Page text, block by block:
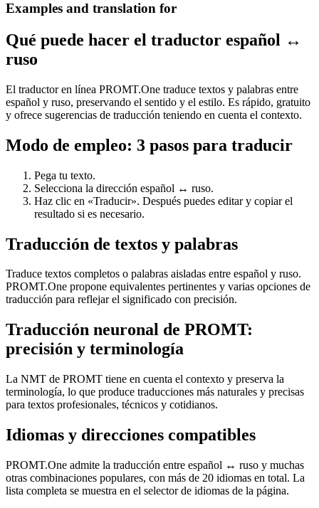
Examples and translation for
Qué puede hacer el traductor español ↔
ruso
El traductor en línea PROMT.One traduce textos y palabras entre
español y ruso, preservando el sentido y el estilo. Es rápido, gratuito
y ofrece sugerencias de traducción teniendo en cuenta el contexto.
Modo de empleo: 3 pasos para traducir
Pega tu texto.
Selecciona la dirección español ↔ ruso.
Haz clic en «Traducir». Después puedes editar y copiar el
resultado si es necesario.
Traducción de textos y palabras
Traduce textos completos o palabras aisladas entre español y ruso.
PROMT.One propone equivalentes pertinentes y varias opciones de
traducción para reflejar el significado con precisión.
Traducción neuronal de PROMT:
precisión y terminología
La NMT de PROMT tiene en cuenta el contexto y preserva la
terminología, lo que produce traducciones más naturales y precisas
para textos profesionales, técnicos y cotidianos.
Idiomas y direcciones compatibles
PROMT.One admite la traducción entre español ↔ ruso y muchas
otras combinaciones populares, con más de 20 idiomas en total. La
lista completa se muestra en el selector de idiomas de la página.